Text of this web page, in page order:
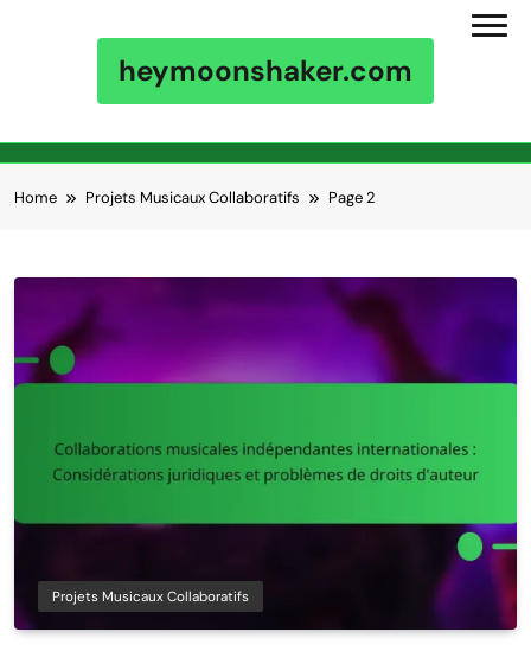
heymoonshaker.com
Home Projets Musicaux Collaboratifs Page 2
Projets Musicaux Collaboratifs